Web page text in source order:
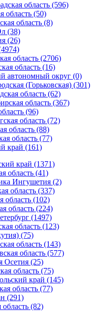
область (596)
область (50)
область (8)
(38)
(26)
область (2706)
область (16)
автономный округ (0)
(Горьковская) (301)
область (62)
область (367)
(96)
область (72)
область (88)
область (77)
край (161)
край (1371)
область (41)
Ингушетия (2)
область (337)
область (102)
область (224)
(1497)
область (123)
(75)
область (143)
область (577)
Осетия (25)
область (75)
край (145)
область (77)
(291)
область (82)